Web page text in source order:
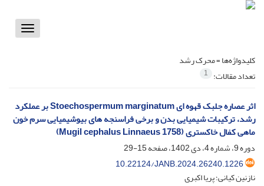
Toggle
کلیدواژه‌ها =محرک رشد
تعداد مقالات: 1
اثر عصاره جلبک قهوه ای Stoechospermum marginatum بر عملکرد
رشد، ترکیبات شیمیایی بدن و برخی فراسنجه های بیوشیمیایی سرم خون
ماهی کفال خاکستری (Mugil cephalus Linnaeus 1758)
دوره 9، شماره 4، دی 1402، صفحه
15-29
10.22124/JANB.2024.26240.1226
نازنین کیانی؛ پریا اکبری